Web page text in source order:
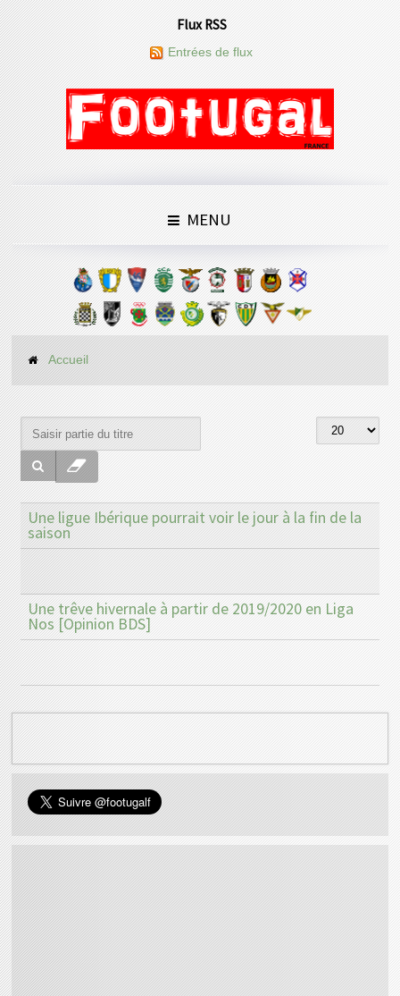
Flux RSS
Entrées de flux
MENU
Accueil
Une ligue Ibérique pourrait voir le jour à la fin de la
saison
Une trêve hivernale à partir de 2019/2020 en Liga
Nos [Opinion BDS]